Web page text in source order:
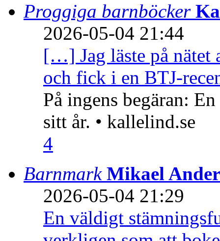
Proggiga barnböcker
2026-05-04 21:44
[…] Jag läste på nätet
och fick i en BTJ-
På ingens begäran:
sitt år. • kallelind.se
4
Barnmark Mikael
2026-05-04 21:29
En väldigt